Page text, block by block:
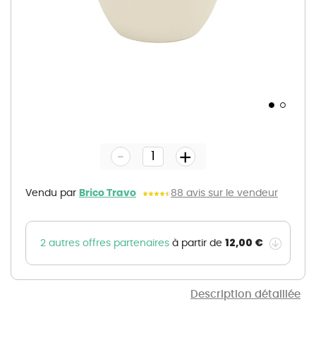
Description détaillée
gallery
Vendu par Brico Travo 88 avis sur le vendeur
- +
2 autres offres partenaires à partir de 12,00 €